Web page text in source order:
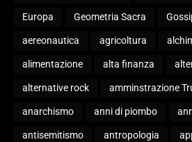
Europa Geometria Sacra
aereonautica agricoltura
alimentazione alta finanza
alternative rock amminstrazione
anarchismo anni di piombo
antisemitismo antropologia